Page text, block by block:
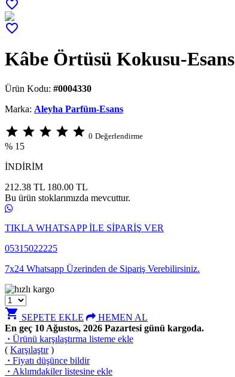
favorite_border
favorite_border
Kâbe Örtüsü Kokusu-Esans
Ürün Kodu: #0004330
Marka: Aleyha Parfüm-Esans
star star star star star 0 Değerlendirme
% 15
İNDİRİM
212.38 TL 180.00 TL
Bu ürün stoklarımızda mevcuttur.
TIKLA WHATSAPP İLE SİPARİŞ VER
05315022225
7x24 Whatsapp Üzerinden de Sipariş Verebilirsiniz.
shopping_cart SEPETE EKLE
HEMEN AL
En geç 10 Ağustos, 2026 Pazartesi günü kargoda.
· Ürünü karşılaştırma listeme ekle
( Karşılaştır)
· Fiyatı düşünce bildir
· Aklımdakiler listesine ekle